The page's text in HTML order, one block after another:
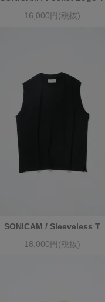
16,000円(税抜)
SONICAM / Sleeveless T
18,000円(税抜)